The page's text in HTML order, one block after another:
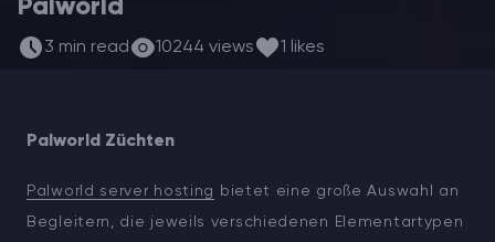
Palworld
3 min read 10244 views 1 likes
Palworld Züchten
Palworld server hosting
bietet eine große Auswahl an
Begleitern, die jeweils verschiedenen Elementartypen